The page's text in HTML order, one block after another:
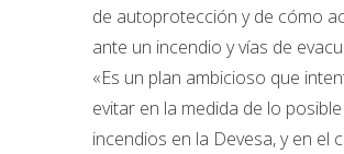
de autoprotección y de cómo
ante un incendio y vías de
«Es un plan ambicioso que
evitar en la medida de lo
incendios en la Devesa, y en el